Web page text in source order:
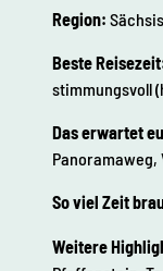
Region:
Beste
stimmungsvoll
Das erwartet
So viel Zeit
Weitere